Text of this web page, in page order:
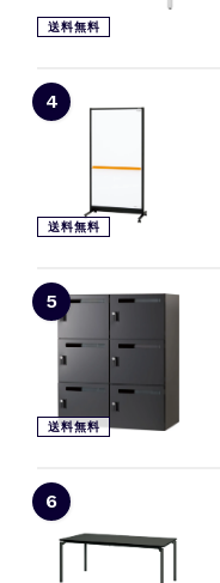
送料無料
4
送料無料
5
送料無料
6